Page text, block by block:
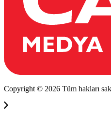
Copyright © 2026 Tüm hakları